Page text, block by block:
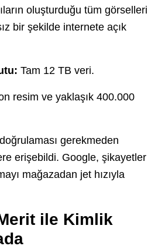
oluşturduğu tüm görselleri
bir şekilde internete açık
Tam 12 TB veri.
resim ve yaklaşık 400.000
gerekmeden
erişebildi. Google, şikayetler
mağazadan jet hızıyla
ile Kimlik